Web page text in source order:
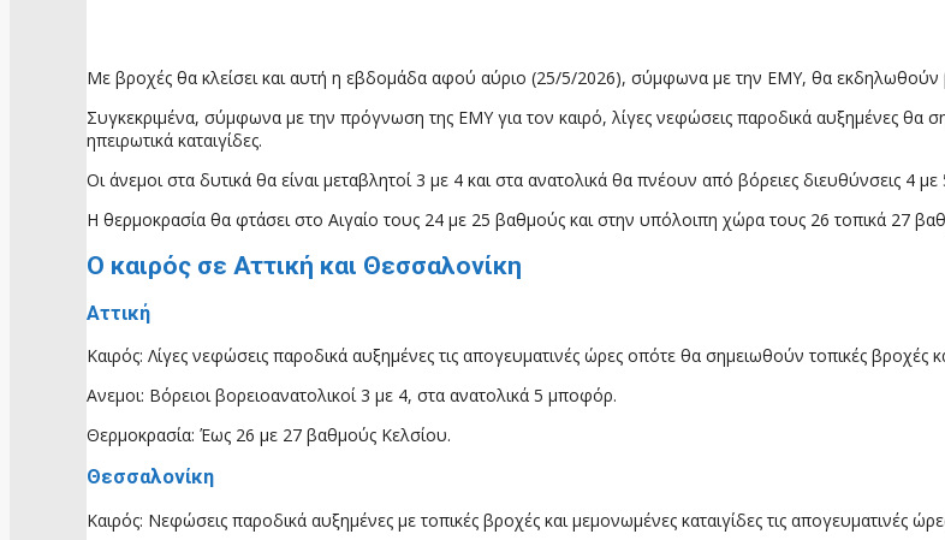
Με βροχές θα κλείσει και αυτή η εβδομάδα αφού αύριο (25/5/2026), σύμφωνα με την ΕΜΥ, θα εκδηλωθούν
Συγκεκριμένα, σύμφωνα με την πρόγνωση της ΕΜΥ για τον καιρό, λίγες νεφώσεις παροδικά αυξημένες θα
ηπειρωτικά καταιγίδες.
Οι άνεμοι στα δυτικά θα είναι μεταβλητοί 3 με 4 και στα ανατολικά θα πνέουν από βόρειες διευθύνσεις 4
Η θερμοκρασία θα φτάσει στο Αιγαίο τους 24 με 25 βαθμούς και στην υπόλοιπη χώρα τους 26 τοπικά 27
Ο καιρός σε Αττική και Θεσσαλονίκη
Αττική
Καιρός: Λίγες νεφώσεις παροδικά αυξημένες τις απογευματινές ώρες οπότε θα σημειωθούν τοπικές βροχές
Ανεμοι: Βόρειοι βορειοανατολικοί 3 με 4, στα ανατολικά 5 μποφόρ.
Θερμοκρασία: Έως 26 με 27 βαθμούς Κελσίου.
Θεσσαλονίκη
Καιρός: Nεφώσεις παροδικά αυξημένες με τοπικές βροχές και μεμονωμένες καταιγίδες τις απογευματινές